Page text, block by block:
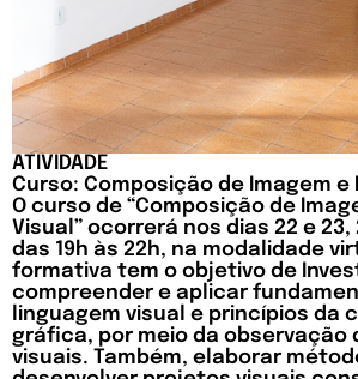
ATIVIDADE
Curso: Composição de Imagem e
O curso de “Composição de
Visual” ocorrerá nos dias 22 e 23,
das 19h às 22h, na modalidade
formativa tem o objetivo de
compreender e aplicar
linguagem visual e princípios da
gráfica, por meio da observação
visuais. Também, elaborar